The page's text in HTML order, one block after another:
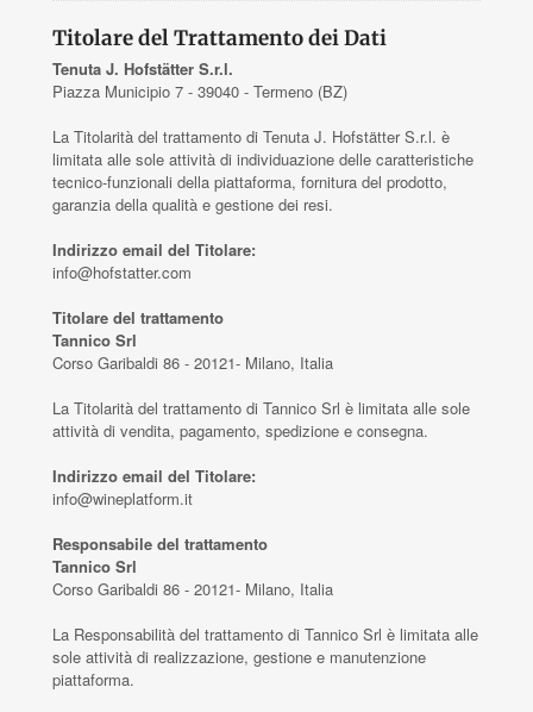
Titolare del Trattamento dei Dati
Tenuta J. Hofstätter S.r.l.
Piazza Municipio 7 - 39040 - Termeno (BZ)
La Titolarità del trattamento di Tenuta J. Hofstätter S.r.l. è
limitata alle sole attività di individuazione delle caratteristiche
tecnico-funzionali della piattaforma, fornitura del prodotto,
garanzia della qualità e gestione dei resi.
Indirizzo email del Titolare:
info@hofstatter.com
Titolare del trattamento
Tannico Srl
Corso Garibaldi 86 - 20121- Milano, Italia
La Titolarità del trattamento di Tannico Srl è limitata alle sole
attività di vendita, pagamento, spedizione e consegna.
Indirizzo email del Titolare:
info@wineplatform.it
Responsabile del trattamento
Tannico Srl
Corso Garibaldi 86 - 20121- Milano, Italia
La Responsabilità del trattamento di Tannico Srl è limitata alle
sole attività di realizzazione, gestione e manutenzione
piattaforma.